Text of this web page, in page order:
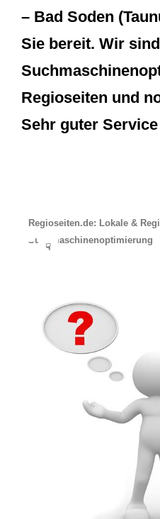
– Bad Soden
Sie bereit. Wir
Regioseiten und
Sehr guter
Regioseiten.de: Lokale &
Suchmaschinenoptimierung
☟